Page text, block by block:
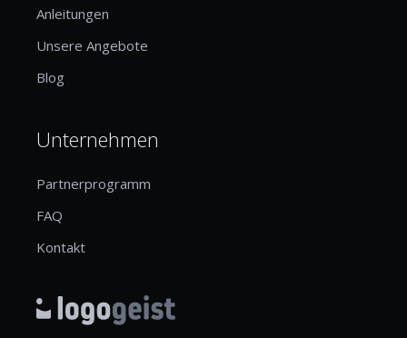
Anleitungen
Unsere Angebote
Blog
Unternehmen
Partnerprogramm
FAQ
Kontakt